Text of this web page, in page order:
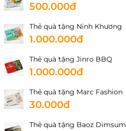
500.000đ
Thẻ quà tặng Ninh Khương
1.000.000đ
Thẻ quà tặng Jinro BBQ
1.000.000đ
Thẻ quà tặng Marc Fashion
30.000đ
Thẻ quà tặng Baoz Dimsum